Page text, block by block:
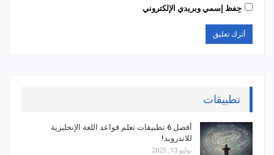
حِفظ إسمي وبريدي الإلكتروني
تطبيقات
أفضل 6 تطبيقات تعلم قواعد اللغة الإنجليزية
للاندرويد!
يوليو 13, 2025